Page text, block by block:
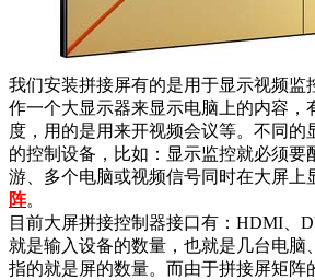
我们安装拼接屏有的是用于显示视频监
作一个大显示器来显示电脑上的内容，
度，用的是用来开视频会议等。不同的
的控制设备，比如：显示监控就必须要
游、多个电脑或视频信号同时在大屏上
阵。
目前大屏拼接控制器接口有：HDMI、
就是输入设备的数量，也就是几台电脑
指的就是屏的数量。而由于拼接屏矩阵